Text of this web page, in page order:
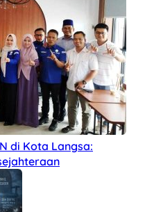
di Kota Langsa: